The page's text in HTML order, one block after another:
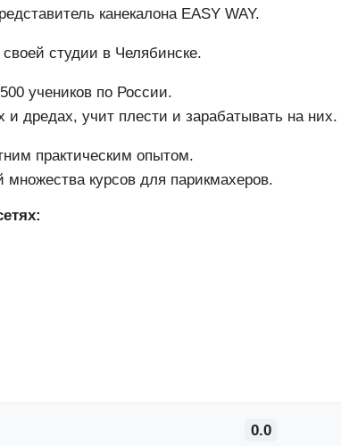
канекалона EASY WAY.
студии в Челябинске.
учеников по России.
и дредах, учит плести и зарабатывать на них.
практическим опытом.
курсов для парикмахеров.
0.0